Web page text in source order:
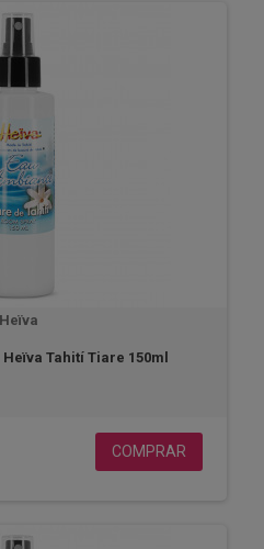
Heïva
Tahití Tiare 150ml
COMPRAR